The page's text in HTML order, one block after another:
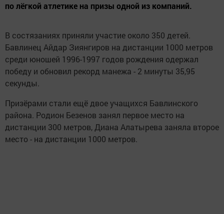
по лёгкой атлетике на призы одной из компаний.
В состязаниях приняли участие около 350 детей.
Бавлинец Айдар Зиянгиров на дистанции 1000 метров
среди юношей 1996-1997 годов рождения одержал
победу и обновил рекорд манежа - 2 минуты 35,95
секунды.
Призёрами стали ещё двое учащихся Бавлинского
района. Родион Безенов занял первое место на
дистанции 300 метров, Диана Алатырева заняла второе
место - на дистанции 1000 метров.